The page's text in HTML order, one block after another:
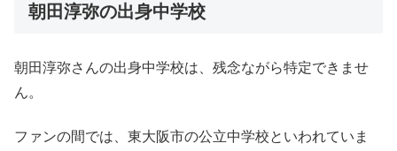
朝田淳弥の出身中学校
朝田淳弥さんの出身中学校は、残念ながら特定できませ
ん。
ファンの間では、東大阪市の公立中学校といわれていま